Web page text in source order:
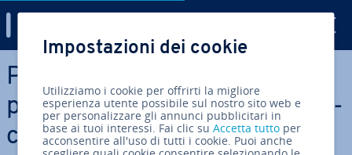
Vai al contenuto prin­ci­pa­le
Pa­th­fin­ding: trovare il
percorso minimo in in­for­ma­ti­
ca
Impostazioni dei cookie
Utilizziamo i cookie per offrirti la migliore
esperienza utente possibile sul nostro sito web e
per personalizzare gli annunci pubblicitari in
base ai tuoi interessi. Fai clic suAccetta tutto per
acconsentire all'uso di tutti i cookie. Puoi anche